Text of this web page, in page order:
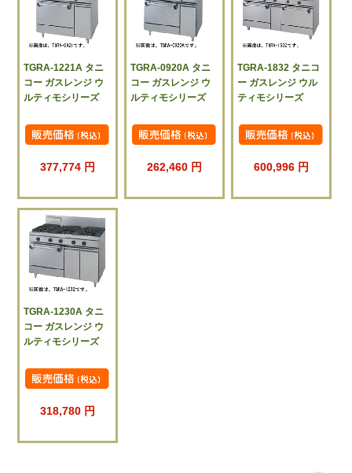
TGRA-1221A タニ
コー ガスレンジ ウ
ルティモシリーズ
377,774 円
TGRA-0920A タニ
コー ガスレンジ ウ
ルティモシリーズ
262,460 円
TGRA-1832 タニコ
ー ガスレンジ ウル
ティモシリーズ
600,996 円
TGRA-1230A タニ
コー ガスレンジ ウ
ルティモシリーズ
318,780 円